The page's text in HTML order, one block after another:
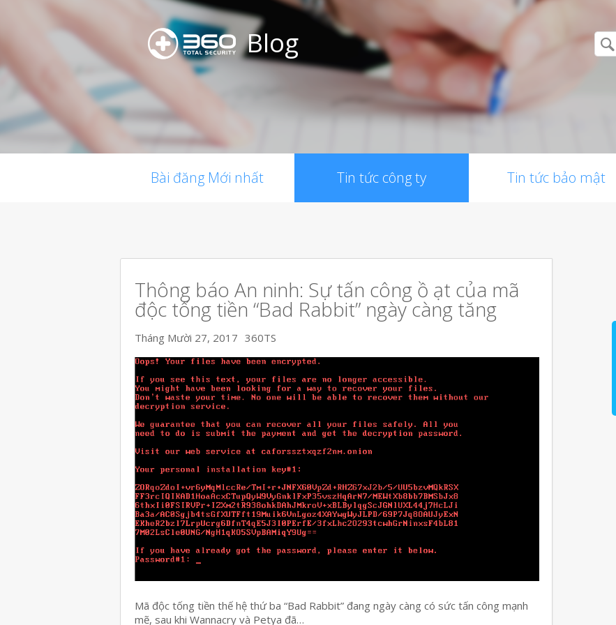
Blog
Bài đăng Mới nhất Tin tức công ty Tin tức bảo mật
Thông báo An ninh: Sự tấn công ồ ạt của mã
độc tống tiền “Bad Rabbit” ngày càng tăng
Tháng Mười 27, 2017 360TS
Mã độc tống tiền thế hệ thứ ba “Bad Rabbit” đang ngày càng có sức tấn công mạnh
mẽ, sau khi Wannacry và Petya đã…